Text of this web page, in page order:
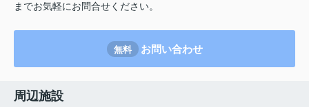
までお気軽にお問合せください。
無料 お問い合わせ
周辺施設